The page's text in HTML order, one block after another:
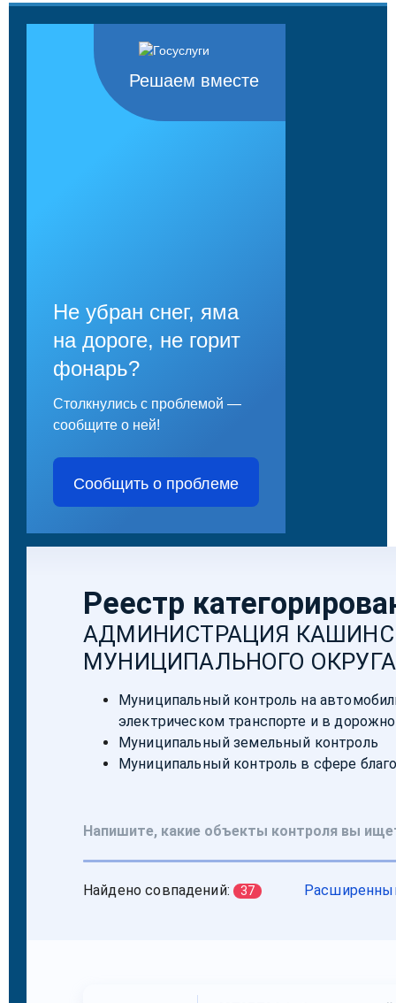
Решаем вместе
Не убран снег, яма
на дороге, не горит
фонарь?
Столкнулись с проблемой —
сообщите о ней!
Сообщить о проблеме